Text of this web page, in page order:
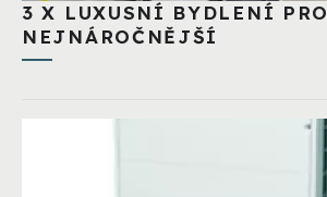
3 X LUXUSNÍ BYDLENÍ PRO
NEJNÁROČNĚJŠÍ